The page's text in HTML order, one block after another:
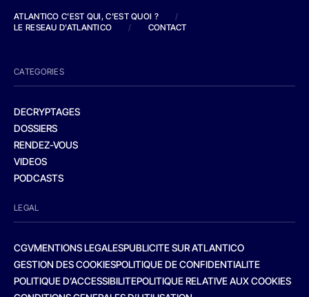
ATLANTICO C'EST QUI, C'EST QUOI ?
/
LE RESEAU D'ATLANTICO
/ CONTACT
CATEGORIES
DECRYPTAGES
DOSSIERS
RENDEZ-VOUS
VIDEOS
PODCASTS
LEGAL
CGVMENTIONS LEGALESPUBLICITE SUR ATLANTICO
GESTION DES COOKIESPOLITIQUE DE CONFIDENTIALITE
POLITIQUE D’ACCESSIBILITEPOLITIQUE RELATIVE AUX COOKIES